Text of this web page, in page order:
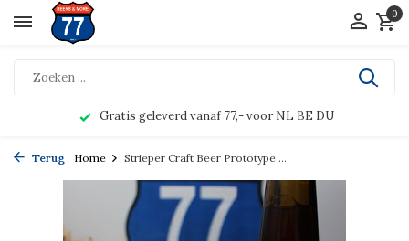
0
Gratis geleverd vanaf 77,- voor NL BE DU
Terug Home Strieper Craft Beer Prototype ...